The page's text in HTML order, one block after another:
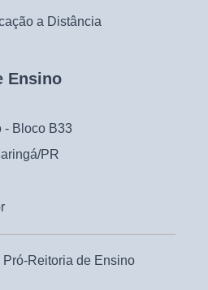
a Distância
Ensino
- Bloco B33
PR
Pró-Reitoria de Ensino